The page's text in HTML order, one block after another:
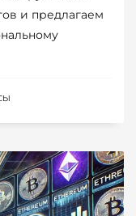
и предлагаем